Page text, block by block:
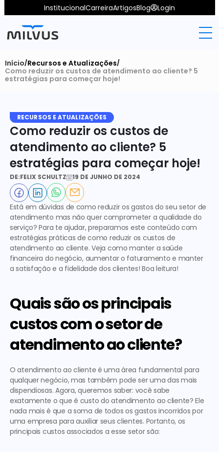
InstitucionalCarreiraArtigosBlog Login
Início/Recursos e Atualizações/
Como reduzir os custos de atendimento ao cliente? 5
estratégias para começar hoje!
RECURSOS E ATUALIZAÇÕES
Como reduzir os custos de
atendimento ao cliente? 5
estratégias para começar hoje!
DE:FELIX SCHULTZ 19 DE JUNHO DE 2024
Está em dúvidas de como reduzir os gastos do seu setor de
atendimento mas não quer comprometer a qualidade do
serviço? Para te ajudar, preparamos este conteúdo com
estratégias práticas de como reduzir os custos de
atendimento ao cliente. Veja como manter a saúde
financeira do negócio, aumentar o faturamento e manter
a satisfação e a fidelidade dos clientes! Boa leitura!
Quais são os principais
custos com o setor de
atendimento ao cliente?
O atendimento ao cliente é uma área fundamental para
qualquer negócio, mas também pode ser uma das mais
dispendiosas. Agora, queremos saber: você sabe
exatamente o que é custo do atendimento ao cliente? Ele
nada mais é que a soma de todos os gastos incorridos por
uma empresa para auxiliar seus clientes. Portanto, os
principais custos associados a esse setor são: